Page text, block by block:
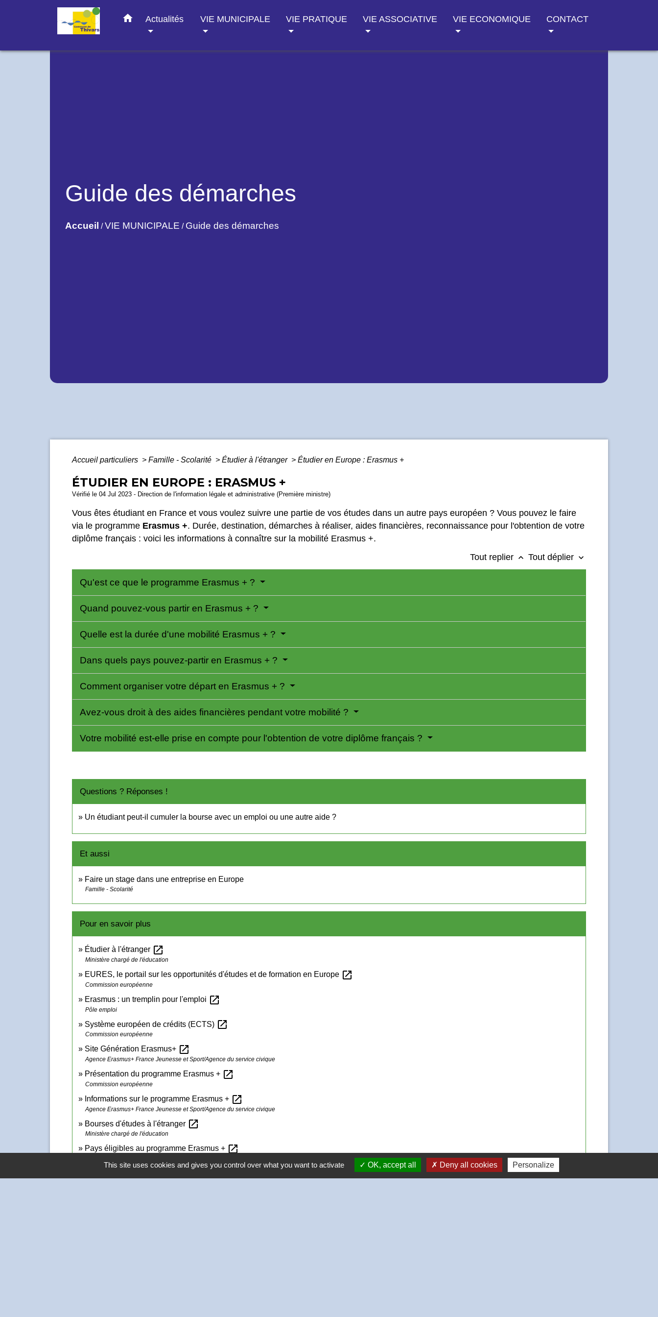
home Actualités VIE MUNICIPALE VIE PRATIQUE VIE ASSOCIATIVE VIE ECONOMIQUE CONTACT
Guide des démarches
Accueil /VIE MUNICIPALE / Guide des démarches
Accueil particuliers > Famille - Scolarité > Étudier à l'étranger > Étudier en Europe : Erasmus +
ÉTUDIER EN EUROPE : ERASMUS +
Vérifié le 04 Jul 2023 - Direction de l'information légale et administrative (Première ministre)
Vous êtes étudiant en France et vous voulez suivre une partie de vos études dans un autre pays européen ? Vous pouvez le faire
via le programme Erasmus +. Durée, destination, démarches à réaliser, aides financières, reconnaissance pour l'obtention de votre
diplôme français : voici les informations à connaître sur la mobilité Erasmus +.
Tout replier keyboard_arrow_up Tout déplier keyboard_arrow_down
Qu'est ce que le programme Erasmus + ?
Quand pouvez-vous partir en Erasmus + ?
Quelle est la durée d'une mobilité Erasmus + ?
Dans quels pays pouvez-partir en Erasmus + ?
Comment organiser votre départ en Erasmus + ?
Avez-vous droit à des aides financières pendant votre mobilité ?
Votre mobilité est-elle prise en compte pour l'obtention de votre diplôme français ?
Questions ? Réponses !
Un étudiant peut-il cumuler la bourse avec un emploi ou une autre aide ?
Et aussi
Faire un stage dans une entreprise en Europe
Famille - Scolarité
Pour en savoir plus
Étudier à l'étranger open_in_new
Ministère chargé de l'éducation
EURES, le portail sur les opportunités d'études et de formation en Europe open_in_new
Commission européenne
Erasmus : un tremplin pour l'emploi open_in_new
Pôle emploi
Système européen de crédits (ECTS) open_in_new
Commission européenne
Site Génération Erasmus+ open_in_new
Agence Erasmus+ France Jeunesse et Sport/Agence du service civique
Présentation du programme Erasmus + open_in_new
Commission européenne
Informations sur le programme Erasmus + open_in_new
Agence Erasmus+ France Jeunesse et Sport/Agence du service civique
Bourses d'études à l'étranger open_in_new
Ministère chargé de l'éducation
Pays éligibles au programme Erasmus + open_in_new
This site uses cookies and gives you control over what you want to activate OK, accept all Deny all cookies Personalize